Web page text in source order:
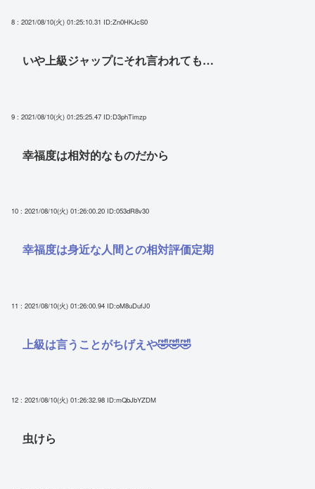
8 : 2021/08/10(火) 01:25:10.31 ID:Zn0HKJcS0
いや上級ジャップにそれ言われても…
9 : 2021/08/10(火) 01:25:25.47 ID:D3phTimzp
幸福度は相対的なものだから
10 : 2021/08/10(火) 01:26:00.20 ID:053dR8v30
幸福度は身近な人間との相対評価定期
11 : 2021/08/10(火) 01:26:00.94 ID:oM8uDufJ0
上級は言うことがちげえや🤣🤣🤣
12 : 2021/08/10(火) 01:26:32.98 ID:mQbJbYZDM
虫けら